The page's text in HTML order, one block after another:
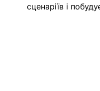
сценаріїв і